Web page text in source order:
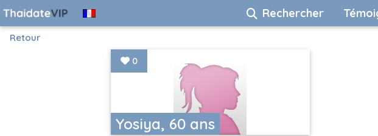
Rechercher
Retour
Yosiya, 60 ans
0